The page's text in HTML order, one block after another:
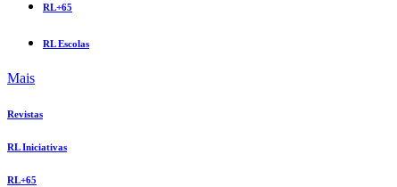
RL+65
RL Escolas
Mais
Revistas
RL Iniciativas
RL+65